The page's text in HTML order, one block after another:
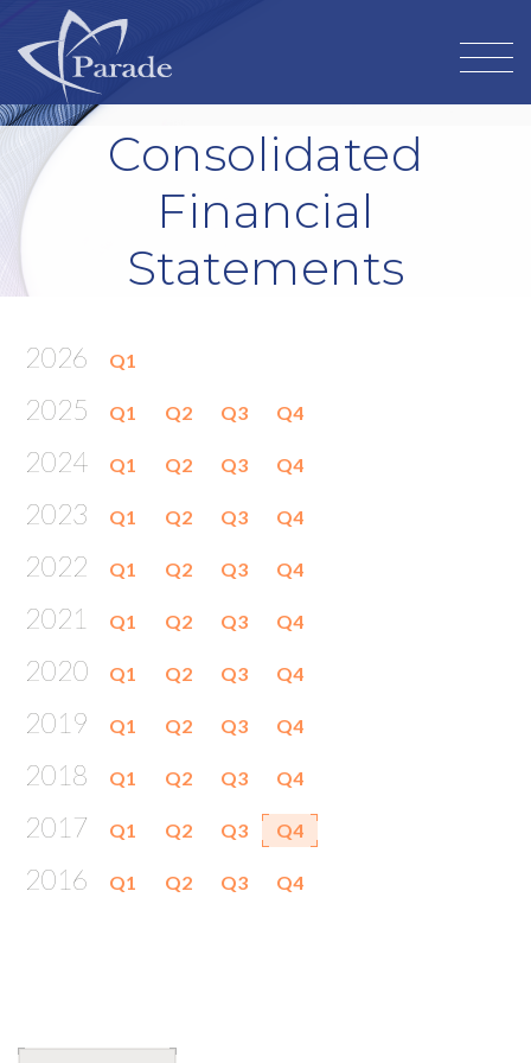
Consolidated
Financial
Statements
2026 Q1
2025 Q1 Q2 Q3 Q4
2024 Q1 Q2 Q3 Q4
2023 Q1 Q2 Q3 Q4
2022 Q1 Q2 Q3 Q4
2021 Q1 Q2 Q3 Q4
2020 Q1 Q2 Q3 Q4
2019 Q1 Q2 Q3 Q4
2018 Q1 Q2 Q3 Q4
2017 Q1 Q2 Q3 Q4
2016 Q1 Q2 Q3 Q4